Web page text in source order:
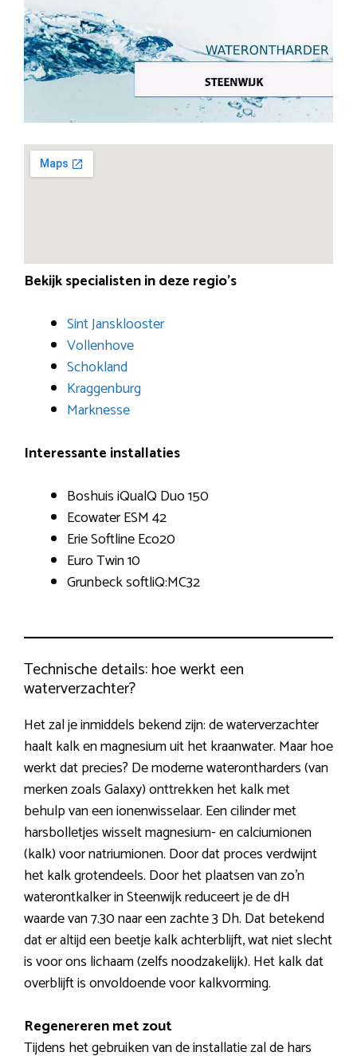
Bekijk specialisten in deze regio’s
Sint Jansklooster
Vollenhove
Schokland
Kraggenburg
Marknesse
Interessante installaties
Boshuis iQualQ Duo 150
Ecowater ESM 42
Erie Softline Eco20
Euro Twin 10
Grunbeck softliQ:MC32
Technische details: hoe werkt een
waterverzachter?
Het zal je inmiddels bekend zijn: de waterverzachter
haalt kalk en magnesium uit het kraanwater. Maar hoe
werkt dat precies? De moderne waterontharders (van
merken zoals Galaxy) onttrekken het kalk met
behulp van een ionenwisselaar. Een cilinder met
harsbolletjes wisselt magnesium- en calciumionen
(kalk) voor natriumionen. Door dat proces verdwijnt
het kalk grotendeels. Door het plaatsen van zo’n
waterontkalker in Steenwijk reduceert je de dH
waarde van 7.30 naar een zachte 3 Dh. Dat betekend
dat er altijd een beetje kalk achterblijft, wat niet slecht
is voor ons lichaam (zelfs noodzakelijk). Het kalk dat
overblijft is onvoldoende voor kalkvorming.
Regenereren met zout
Tijdens het gebruiken van de installatie zal de hars